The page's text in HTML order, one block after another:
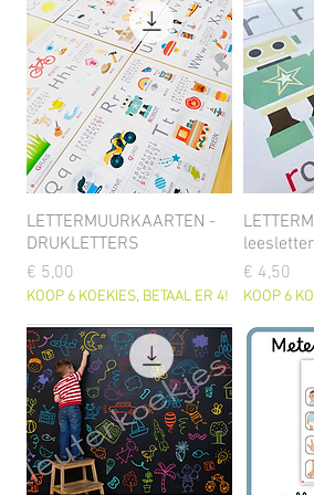
LETTERMUURKAARTEN -
DRUKLETTERS
Prijs
€ 5,00
KOOP 6 KOEKIES, BETAAL ER 4!
Prijs
€ 4,50
KOOP 6